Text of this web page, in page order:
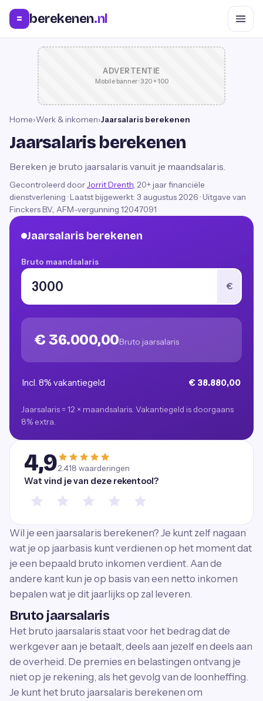
= berekenen.nl
ADVERTENTIE
Mobile banner · 320 × 100
Home›Werk & inkomen›Jaarsalaris berekenen
Jaarsalaris berekenen
Bereken je bruto jaarsalaris vanuit je maandsalaris.
Gecontroleerd door Jorrit Drenth , 20+ jaar financiële
dienstverlening · Laatst bijgewerkt: 3 augustus 2026 · Uitgave van
Finckers B.V., AFM-vergunning 12047091
Jaarsalaris berekenen
Bruto maandsalaris
€
€ 36.000,00Bruto jaarsalaris
Incl. 8% vakantiegeld € 38.880,00
Jaarsalaris = 12 × maandsalaris. Vakantiegeld is doorgaans
8% extra.
4,92.418 waarderingen
Wat vind je van deze rekentool?
Wil je een jaarsalaris berekenen? Je kunt zelf nagaan
wat je op jaarbasis kunt verdienen op het moment dat
je een bepaald bruto inkomen verdient. Aan de
andere kant kun je op basis van een netto inkomen
bepalen wat je dit jaarlijks op zal leveren.
Bruto jaarsalaris
Het bruto jaarsalaris staat voor het bedrag dat de
werkgever aan je betaalt, deels aan jezelf en deels aan
de overheid. De premies en belastingen ontvang je
niet op je rekening, als het gevolg van de loonheffing.
Je kunt het bruto jaarsalaris berekenen om